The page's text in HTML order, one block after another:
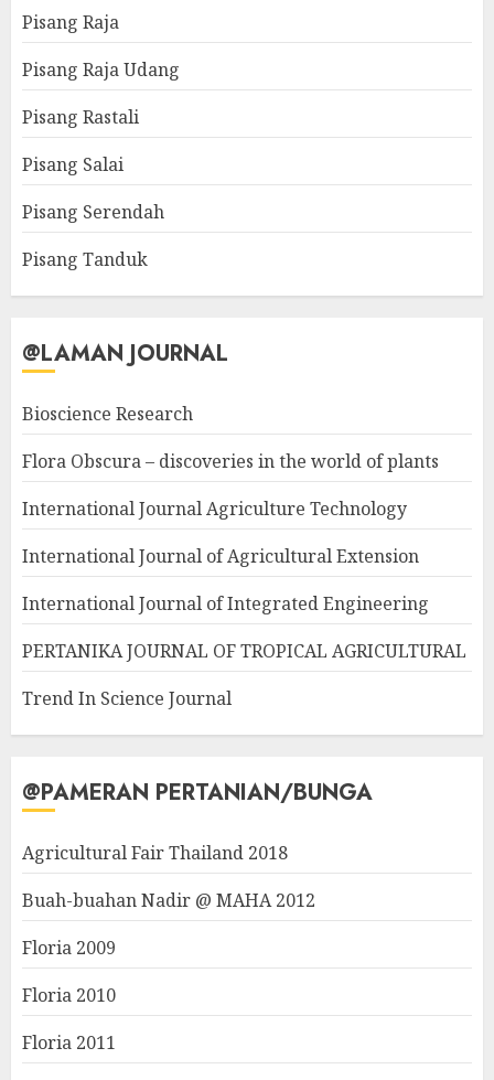
Pisang Raja
Pisang Raja Udang
Pisang Rastali
Pisang Salai
Pisang Serendah
Pisang Tanduk
@LAMAN JOURNAL
Bioscience Research
Flora Obscura – discoveries in the world of plants
International Journal Agriculture Technology
International Journal of Agricultural Extension
International Journal of Integrated Engineering
PERTANIKA JOURNAL OF TROPICAL AGRICULTURAL
Trend In Science Journal
@PAMERAN PERTANIAN/BUNGA
Agricultural Fair Thailand 2018
Buah-buahan Nadir @ MAHA 2012
Floria 2009
Floria 2010
Floria 2011